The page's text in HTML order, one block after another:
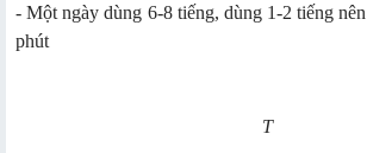
- Một ngày dùng 6-8 tiếng, dùng 1-2 tiếng
phút
T